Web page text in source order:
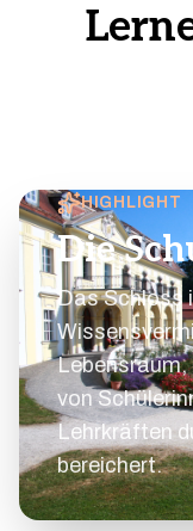
HIGHLIGHT
Die
Das Schloss
Lebensraum,
von
Lehrkräften
bereichert.